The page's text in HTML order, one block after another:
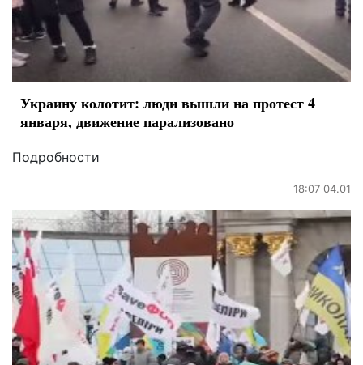
Украину колотит: люди вышли на протест 4
января, движение парализовано
Подробности
18:07 04.01